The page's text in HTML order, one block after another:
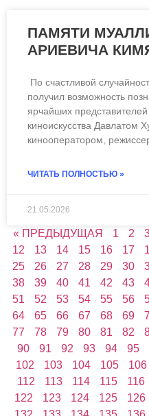
ПАМЯТИ
АРИЕВИЧА
По счастливой
получил возможность
ярчайших
киноискусства Давлатом
кинооператором,
ЧИТАТЬ ПОЛНОСТЬЮ »
21.05.2026
« ПРЕДЫДУЩАЯ 1 2
12
13 14 15 16 17
25
26 27 28 29 30
38
39 40 41 42 43
51
52 53 54 55 56
64
65 66 67 68 69
77
78 79 80 81 82
90
91 92 93 94 95
102
103 104 105 106
112
113 114 115 116
122
123 124 125 126